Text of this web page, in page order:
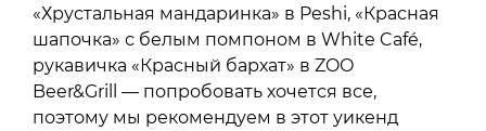
«Хрустальная мандаринка» в Peshi, «Красная
шапочка» с белым помпоном в White Café,
рукавичка «Красный бархат» в ZOО
Beer&Grill — попробовать хочется все,
поэтому мы рекомендуем в этот уикенд